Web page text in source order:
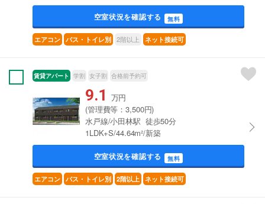
空室状況を確認する 無料
エアコン バス・トイレ別 2階以上 ネット接続可
賃貸アパート 学割 女子割 合格前予約可
9.1 万円
(管理費等：3,500円)
水戸線/小田林駅 徒歩50分
1LDK+S/44.64m²/新築
空室状況を確認する 無料
エアコン バス・トイレ別 2階以上 ネット接続可